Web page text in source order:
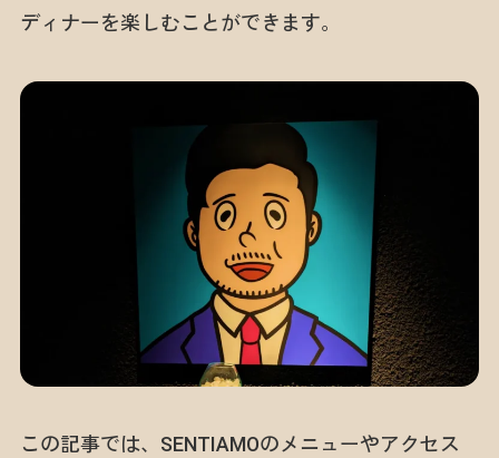
ディナーを楽しむことができます。
この記事では、SENTIAMOのメニューやアクセス